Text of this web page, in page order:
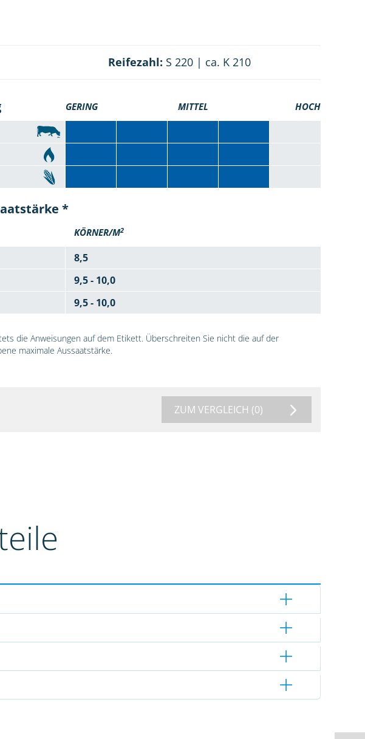
Reifezahl: S 220 | ca. K 210
GERING MITTEL HOCH
*
KÖRNER/M2
8,5
9,5 - 10,0
9,5 - 10,0
die Anweisungen auf dem Etikett. Überschreiten Sie nicht die auf der
maximale Aussaatstärke.
ZUM VERGLEICH (0)